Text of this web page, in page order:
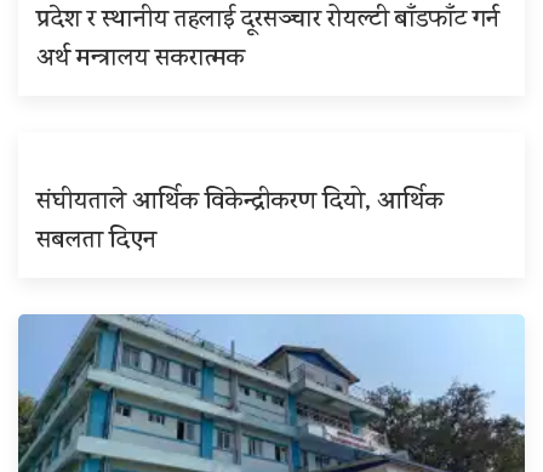
प्रदेश र स्थानीय तहलाई दूरसञ्चार रोयल्टी बाँडफाँट गर्न
अर्थ मन्त्रालय सकरात्मक
संघीयताले आर्थिक विकेन्द्रीकरण दियो, आर्थिक
सबलता दिएन